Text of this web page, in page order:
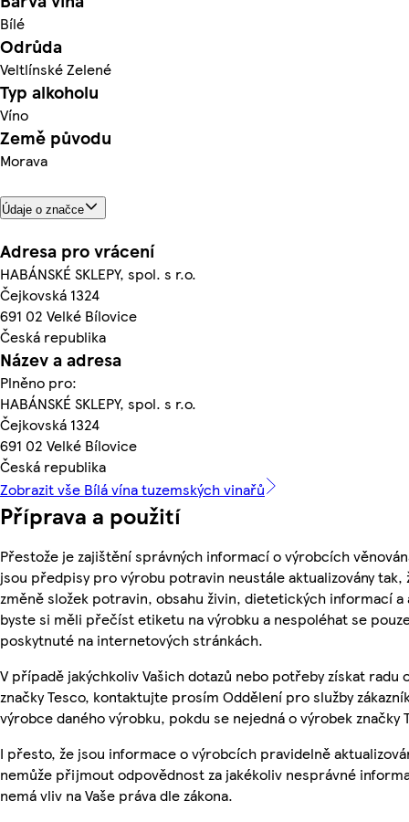
Bílé
Odrůda
Veltlínské Zelené
Typ alkoholu
Víno
Země původu
Morava
Údaje o značce
Adresa pro vrácení
HABÁNSKÉ SKLEPY, spol. s r.o.
Čejkovská 1324
691 02 Velké Bílovice
Česká republika
Název a adresa
Plněno pro:
HABÁNSKÉ SKLEPY, spol. s r.o.
Čejkovská 1324
691 02 Velké Bílovice
Česká republika
Zobrazit vše Bílá vína tuzemských vinařů
Příprava a použití
Přestože je zajištění správných informací o výrobcích
jsou předpisy pro výrobu potravin neustále aktualizovány tak,
změně složek potravin, obsahu živin, dietetických informací a
byste si měli přečíst etiketu na výrobku a nespoléhat se
poskytnuté na internetových stránkách.
V případě jakýchkoliv Vašich dotazů nebo potřeby získat radu
značky Tesco, kontaktujte prosím Oddělení pro služby
výrobce daného výrobku, pokdu se nejedná o výrobek značky
I přesto, že jsou informace o výrobcích pravidelně
nemůže přijmout odpovědnost za jakékoliv nesprávné
nemá vliv na Vaše práva dle zákona.